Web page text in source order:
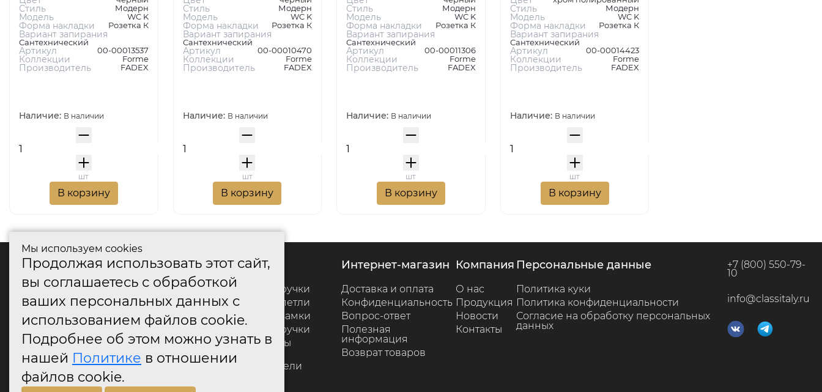
Стиль Модерн
Модель WC K
Форма накладки Розетка К
Вариант запирания
Сантехнический
Артикул 00-00013537
Коллекции Forme
Производитель FADEX
Наличие: В наличии
шт
В корзину
Стиль Модерн
Модель WC K
Форма накладки Розетка К
Вариант запирания
Сантехнический
Артикул 00-00010470
Коллекции Forme
Производитель FADEX
Наличие: В наличии
шт
В корзину
Стиль Модерн
Модель WC K
Форма накладки Розетка К
Вариант запирания
Сантехнический
Артикул 00-00011306
Коллекции Forme
Производитель FADEX
Наличие: В наличии
шт
В корзину
Стиль Модерн
Модель WC K
Форма накладки Розетка К
Вариант запирания
Сантехнический
Артикул 00-00014423
Коллекции Forme
Производитель FADEX
Наличие: В наличии
шт
В корзину
каталог
Дверные ручки
Дверные петли
Дверные замки
Оконные ручки
Аксессуары
Дверные
ограничители
интернет-магазин
Доставка и оплата
Конфиденциальность
Вопрос-ответ
Полезная
информация
Возврат товаров
компания
О нас
Продукция
Новости
Контакты
персональные данные
Политика куки
Политика конфиденциальности
Согласие на обработку персональных
данных
+7 (800) 550-79-
10
info@classitaly.ru
Мы используем cookies
Продолжая использовать этот сайт,
вы соглашаетесь с обработкой
ваших персональных данных с
использованием файлов cookie.
Подробнее об этом можно узнать в
нашей Политике в отношении
файлов cookie.